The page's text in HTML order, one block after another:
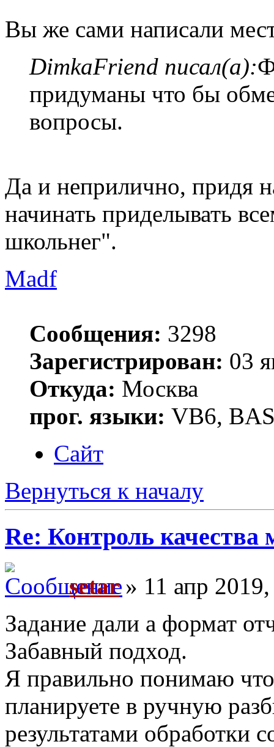
Вы же сами написали
DimkaFriend писал(а):
придуманы что бы
вопросы.
Да и неприлично, придя
начинать приделывать
школьнег".
Madf
Сообщения: 3298
Зарегистрирован: 03
Откуда: Москва
прог. языки: VB6,
Сайт
Вернуться к началу
Re: Контроль качества
setar» 11 апр
Задание дали а формат
Забавный подход.
Я правильно понимаю
планируете в ручную
результатами обработки